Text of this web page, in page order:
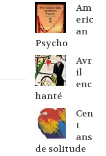
Am
eric
an
Psycho
Avr
il
enc
hanté
Cen
t
ans
de solitude